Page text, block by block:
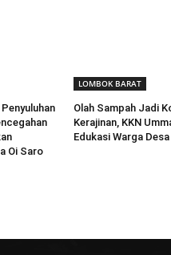
Oi Saro
LOMBOK BARAT
Olah Sampah Jadi
Kerajinan, KKN
Edukasi Warga